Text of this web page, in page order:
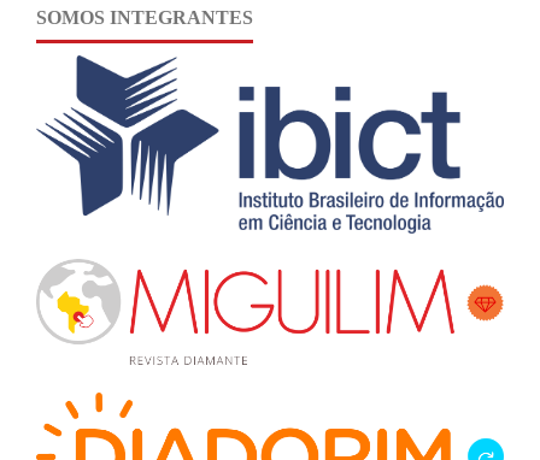
SOMOS INTEGRANTES